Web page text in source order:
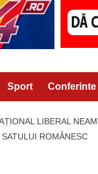
Sport Conferinte
LIBERAL
ROMÂNESC